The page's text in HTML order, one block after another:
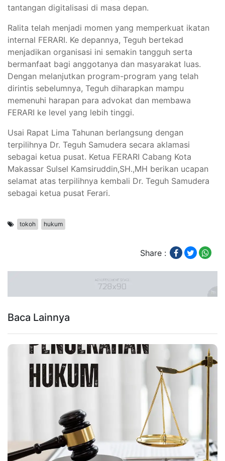
tantangan digitalisasi di masa depan.
Ralita telah menjadi momen yang memperkuat ikatan
internal FERARI. Ke depannya, Teguh bertekad
menjadikan organisasi ini semakin tangguh serta
bermanfaat bagi anggotanya dan masyarakat luas.
Dengan melanjutkan program-program yang telah
dirintis sebelumnya, Teguh diharapkan mampu
memenuhi harapan para advokat dan membawa
FERARI ke level yang lebih tinggi.
Usai Rapat Lima Tahunan berlangsung dengan
terpilihnya Dr. Teguh Samudera secara aklamasi
sebagai ketua pusat. Ketua FERARI Cabang Kota
Makassar Sulsel Kamsiruddin,SH.,MH berikan ucapan
selamat atas terpilihnya kembali Dr. Teguh Samudera
sebagai ketua pusat Ferari.
tokoh hukum
Share :
Baca Lainnya